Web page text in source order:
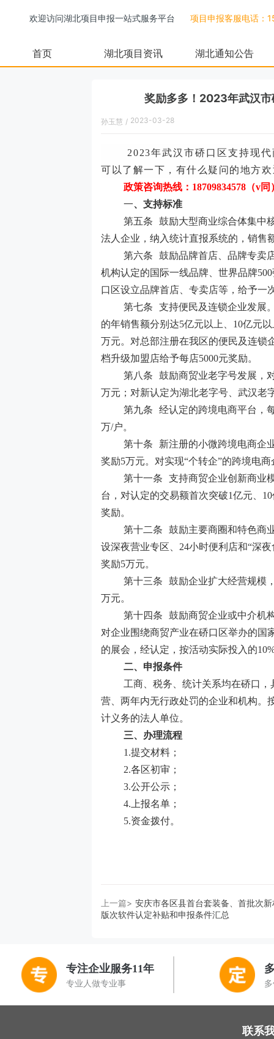
欢迎访问湖北项目申报一站式服务平台 项目申报客服电话：
首页 湖北项目资讯 湖北通知公告
奖励多多！2023年武汉
孙玉慧 / 2023-03-28
2023年武汉市硚口区支持现
可以了解一下，有什么疑问的地方
政策咨询热线： 18709834578（v同
一、支持标准
第五条
鼓励大型商业综合体集中
法人企业，纳入统计直报系统的，销售
第六条 鼓励品牌首店、品牌专卖
机构认定的国际一线品牌、世界品牌
口区设立品牌首店、专卖店等，给予一
第七条
支持便民及连锁企业发展
的年销售额分别达5亿元以上、10亿元
万元。对总部注册在我区的便民及连锁
档升级加盟店给予每店5000元奖励。
第八条
鼓励商贸业老字号发展，
万元；对新认定为湖北老字号、武汉老
第九条 经认定的跨境电商平台，
万/户。
第十条 新注册的小微跨境电商企
奖励5万元。对实现“个转企”的跨境电
第十一条 支持商贸企业创新商业
台，对认定的交易额首次突破1亿元、
奖励。
第十二条 鼓励主要商圈和特色商
设深夜营业专区、24小时便利店和“深
奖励5万元。
第十三条
鼓励企业扩大经营规模
万元。
第十四条 鼓励商贸企业或中介机
对企业围绕商贸产业在硚口区举办的国
的展会，经认定，按活动实际投入的
二、 申报条件
工商、税务、统计关系均在硚口
营、两年内无行政处罚的企业和机构。
计义务的法人单位。
三、 办理流程
1.提交材料；
2.各区初审；
3.公开公示；
4.上报名单；
5.资金拨付。
上一篇> 安庆市各区县首台套装备、首批次
版次软件认定补贴和申报条件汇总
专注企业服务11年
专业人做专业事
联系